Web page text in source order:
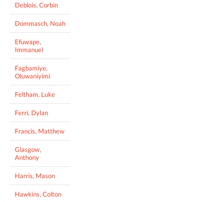
Deblois, Corbin
Dommasch, Noah
Efuwape,
Immanuel
Fagbamiye,
Oluwaniyimi
Feltham, Luke
Ferri, Dylan
Francis, Matthew
Glasgow,
Anthony
Harris, Mason
Hawkins, Colton